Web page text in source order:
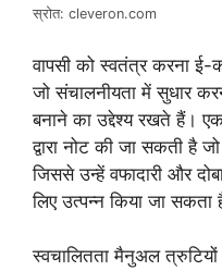
स्रोत: cleveron.com
वापसी को स्वतंत्र करना ई-
जो संचालनीयता में सुधार
बनाने का उद्देश्य रखते हैं।
द्वारा नोट की जा सकती है
जिससे उन्हें वफादारी और
लिए उत्पन्न किया जा सकता
स्वचालितता मैनुअल